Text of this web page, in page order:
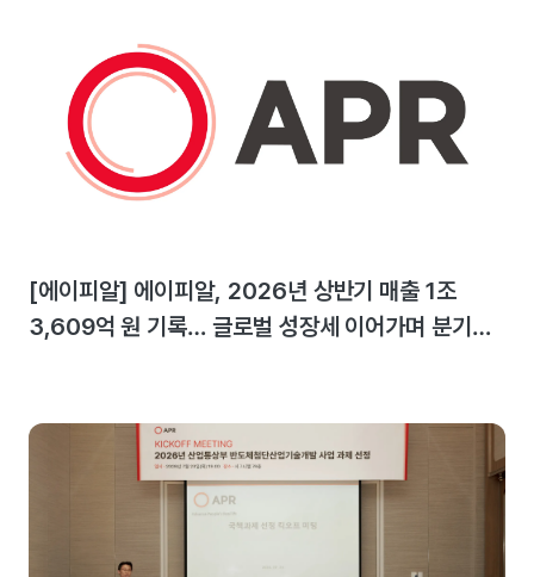
[에이피알] 에이피알, 2026년 상반기 매출 1조
3,609억 원 기록… 글로벌 성장세 이어가며 분기